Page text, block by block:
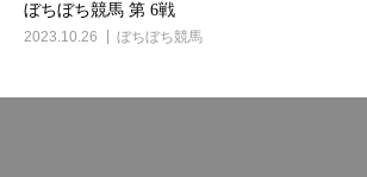
ぼちぼち競馬 第 6戦
2023.10.26 ぼちぼち競馬